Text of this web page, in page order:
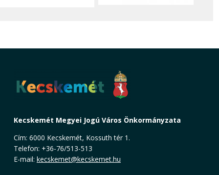
Kecskemét Megyei Jogú Város Önkormányzata
Cím: 6000 Kecskemét, Kossuth tér 1.
Telefon: +36-76/513-513
E-mail: kecskemet@kecskemet.hu